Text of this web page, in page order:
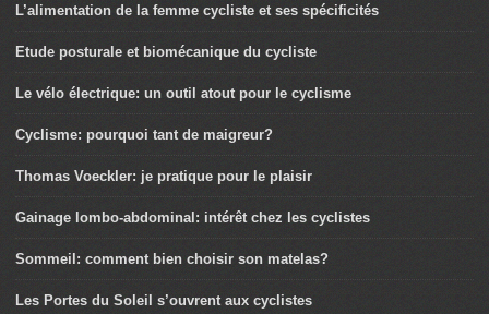
L’alimentation de la femme cycliste et ses spécificités
Etude posturale et biomécanique du cycliste
Le vélo électrique: un outil atout pour le cyclisme
Cyclisme: pourquoi tant de maigreur?
Thomas Voeckler: je pratique pour le plaisir
Gainage lombo-abdominal: intérêt chez les cyclistes
Sommeil: comment bien choisir son matelas?
Les Portes du Soleil s’ouvrent aux cyclistes